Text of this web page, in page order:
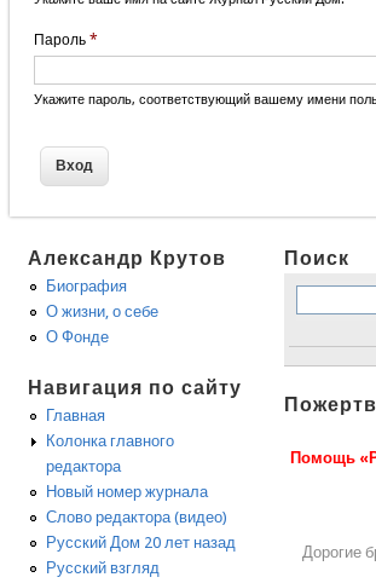
Пароль *
Укажите пароль, соответствующий вашему имени
Александр Крутов
Биография
О жизни, о себе
О Фонде
Навигация по сайту
Главная
Колонка главного
редактора
Новый номер журнала
Слово редактора (видео)
Русский Дом 20 лет назад
Русский взгляд
Поиск
Помощь
Дорогие